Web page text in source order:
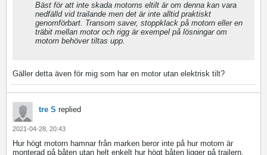
Bäst för att inte skada motorns eltilt är om denna kan vara
nedfälld vid trailande men det är inte alltid praktiskt
genomförbart. Transom saver, stoppklack på motorn eller en
träbit mellan motor och rigg är exempel på lösningar om
motorn behöver tiltas upp.
Gäller detta även för mig som har en motor utan elektrisk tilt?
tre S replied
2021-04-28, 20:43
Hur högt motorn hamnar från marken beror inte på hur motorn är
monterad på båten utan helt enkelt hur högt båten ligger på trailern.